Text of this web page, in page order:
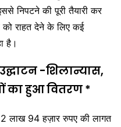
निपटने की पूरी तैयारी कर
को राहत देने के लिए कई
है।
-शिलान्यास,
का हुआ वितरण *
लाख 94 हज़ार रुपए की लागत